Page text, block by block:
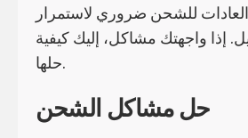
للشحن ضروري لاستمرار
إذا واجهتك مشاكل، إليك كيفية
حلها.
حل مشاكل الشحن